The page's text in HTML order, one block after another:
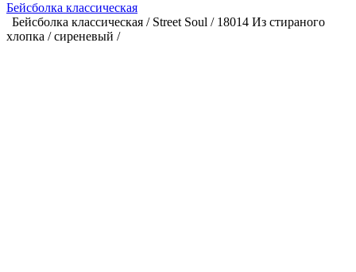
Бейсболка классическая
Бейсболка классическая / Street Soul / 18014 Из стираного
хлопка / сиреневый /